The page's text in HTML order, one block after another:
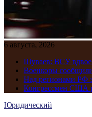
6 августа, 2026
Шуваев: ВСУ вдвое
Военкоры
Над регионами РФ
Конгрессмен США
Юридический